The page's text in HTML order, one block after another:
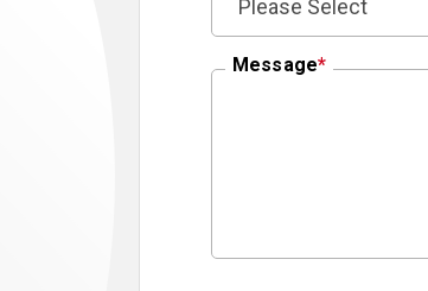
Message*